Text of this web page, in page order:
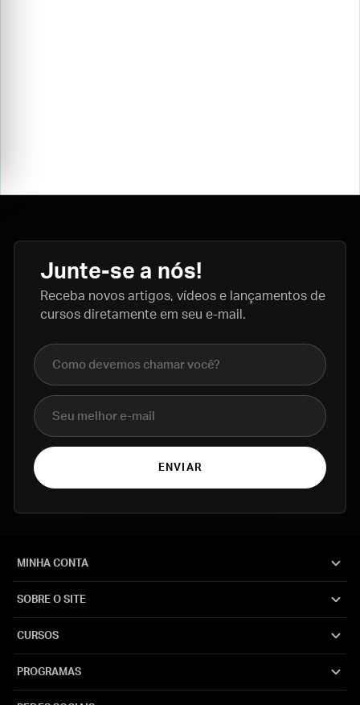
Junte-se a nós!
Receba novos artigos, vídeos e lançamentos de
cursos diretamente em seu e-mail.
Nome completo
E-mail
ENVIAR
MINHA CONTA
SOBRE O SITE
CURSOS
PROGRAMAS